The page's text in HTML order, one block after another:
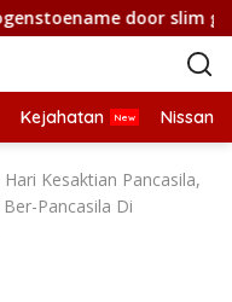
door slim
Kejahatan Nissan
Kesaktian Pancasila,
Pancasila Di